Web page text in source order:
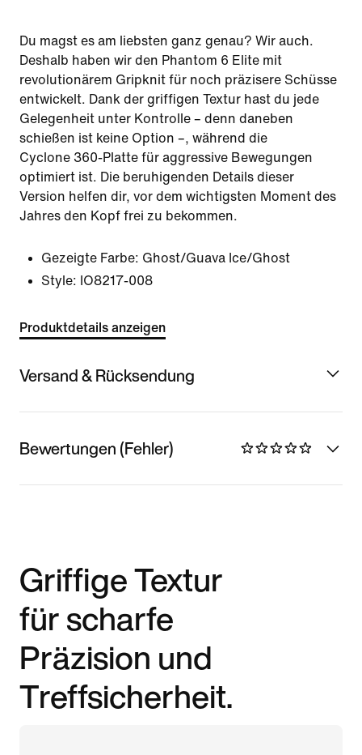
Du magst es am liebsten ganz genau? Wir auch.
Deshalb haben wir den Phantom 6 Elite mit
revolutionärem Gripknit für noch präzisere Schüsse
entwickelt. Dank der griffigen Textur hast du jede
Gelegenheit unter Kontrolle – denn daneben
schießen ist keine Option –, während die
Cyclone 360-Platte für aggressive Bewegungen
optimiert ist. Die beruhigenden Details dieser
Version helfen dir, vor dem wichtigsten Moment des
Jahres den Kopf frei zu bekommen.
Gezeigte Farbe: Ghost/Guava Ice/Ghost
Style: IO8217-008
Produktdetails anzeigen
Versand & Rücksendung
Bewertungen (Fehler)
Griffige Textur
für scharfe
Präzision und
Treffsicherheit.